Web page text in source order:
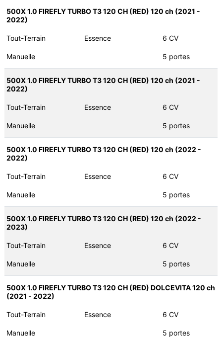
500X 1.0 FIREFLY TURBO T3 120 CH (RED) 120 ch (2021 -
2022)
Tout-Terrain Essence 6 CV
Manuelle 5 portes
500X 1.0 FIREFLY TURBO T3 120 CH (RED) 120 ch (2021 -
2022)
Tout-Terrain Essence 6 CV
Manuelle 5 portes
500X 1.0 FIREFLY TURBO T3 120 CH (RED) 120 ch (2022 -
2022)
Tout-Terrain Essence 6 CV
Manuelle 5 portes
500X 1.0 FIREFLY TURBO T3 120 CH (RED) 120 ch (2022 -
2023)
Tout-Terrain Essence 6 CV
Manuelle 5 portes
500X 1.0 FIREFLY TURBO T3 120 CH (RED) DOLCEVITA 120 ch
(2021 - 2022)
Tout-Terrain Essence 6 CV
Manuelle 5 portes